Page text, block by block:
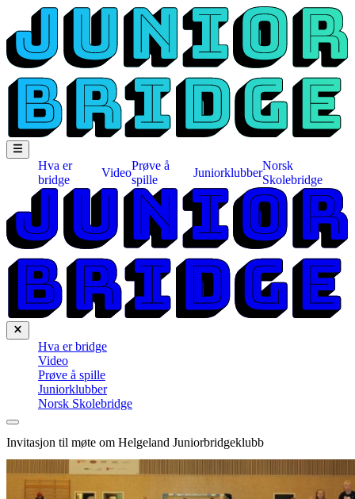
Hva er
bridge
Video
Prøve å
spille
Juniorklubber
Norsk
Skolebridge
Hva er bridge
Video
Prøve å spille
Juniorklubber
Norsk Skolebridge
Invitasjon til møte om Helgeland Juniorbridgeklubb